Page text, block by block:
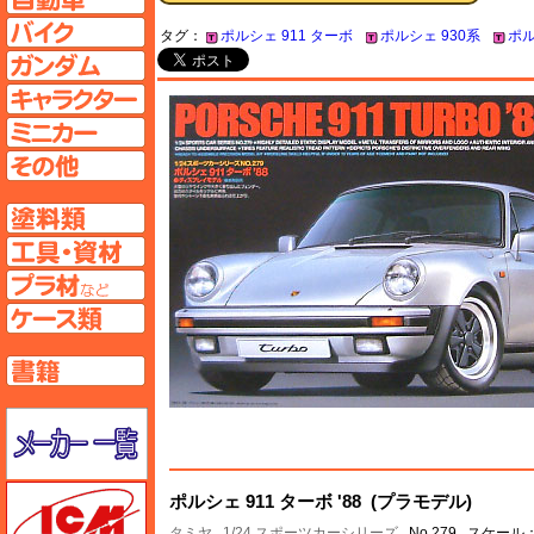
タグ： ポルシェ 911 ターボ ポルシェ 930系 ポ
ポルシェ 911 ターボ '88 (プラモデル)
バイクページへ
ガンダムページへ
キャラクターページへ
ミニカーページへ
その他ページへ
工具ページへ
プラ材ページへ
ケースページへ
書籍ページへ